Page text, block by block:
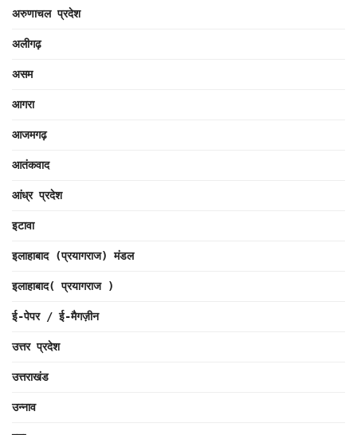
अरुणाचल प्रदेश
अलीगढ़
असम
आगरा
आजमगढ़
आतंकवाद
आंध्र प्रदेश
इटावा
इलाहाबाद (प्रयागराज) मंडल
इलाहाबाद( प्रयागराज )
ई-पेपर / ई-मैगज़ीन
उत्तर प्रदेश
उत्तराखंड
उन्नाव